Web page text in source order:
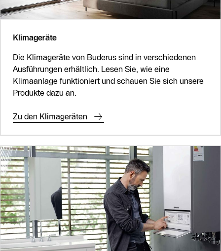
Klimageräte
Die Klimageräte von Buderus sind in verschiedenen
Ausführungen erhältlich. Lesen Sie, wie eine
Klimaanlage funktioniert und schauen Sie sich unsere
Produkte dazu an.
Zu den Klimageräten